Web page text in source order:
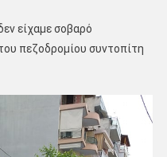
είχαμε σοβαρό
πεζοδρομίου συντοπίτη